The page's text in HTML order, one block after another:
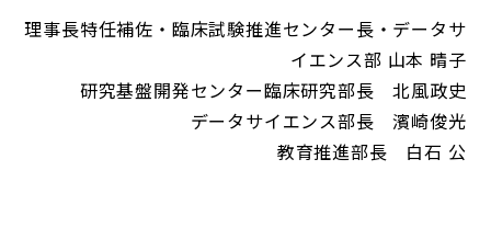
理事長特任補佐・臨床試験推進センター長・データサ
イエンス部 山本 晴子
研究基盤開発センター臨床研究部長 北風政史
データサイエンス部長 濱崎俊光
教育推進部長 白石 公